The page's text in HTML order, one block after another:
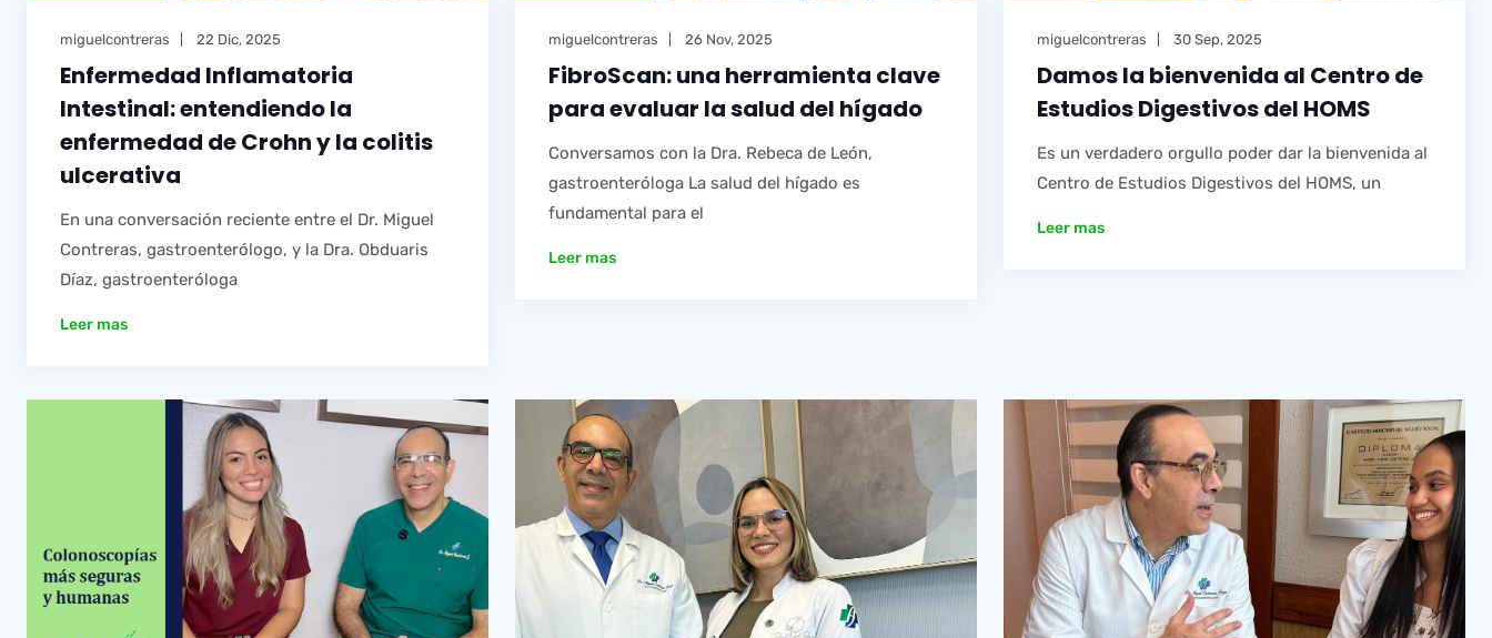
miguelcontreras 22 Dic, 2025
Enfermedad Inflamatoria
Intestinal: entendiendo la
enfermedad de Crohn y la colitis
ulcerativa
En una conversación reciente entre el Dr. Miguel
Contreras, gastroenterólogo, y la Dra. Obduaris
Díaz, gastroenteróloga
Leer mas
miguelcontreras 26 Nov, 2025
FibroScan: una herramienta clave
para evaluar la salud del hígado
Conversamos con la Dra. Rebeca de León,
gastroenteróloga La salud del hígado es
fundamental para el
Leer mas
miguelcontreras 30 Sep, 2025
Damos la bienvenida al Centro de
Estudios Digestivos del HOMS
Es un verdadero orgullo poder dar la bienvenida al
Centro de Estudios Digestivos del HOMS, un
Leer mas